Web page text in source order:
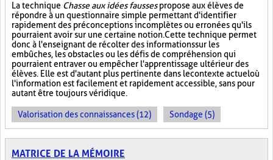
La technique Chasse aux idées faussespropose aux élèves de
répondre à un questionnaire simple permettant d'identifier
rapidement des préconceptions incomplètes ou erronées qu'ils
pourraient avoir sur une certaine notion. Cette technique permet
donc à l'enseignant de récolter des informations sur les
embûches, les obstacles ou les défis de compréhension qui
pourraient entraver ou empêcher l'apprentissage ultérieur des
élèves. Elle est d'autant plus pertinente dans le contexte actuel où
l'information est facilement et rapidement accessible, sans pour
autant être toujours véridique.
Valorisation des connaissances (12) Sondage (5)
MATRICE DE LA MÉMOIRE